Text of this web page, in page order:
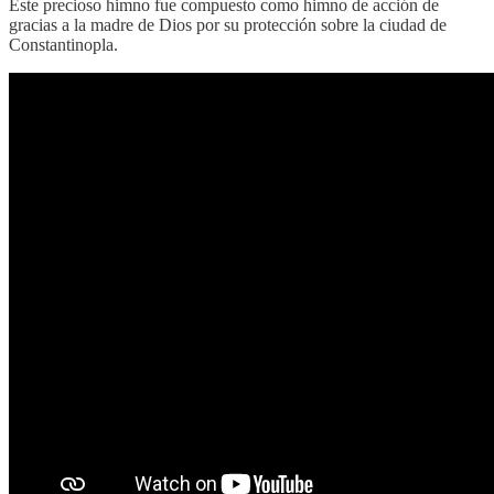
Este precioso himno fue compuesto como himno de acción de
gracias a la madre de Dios por su protección sobre la ciudad de
Constantinopla.